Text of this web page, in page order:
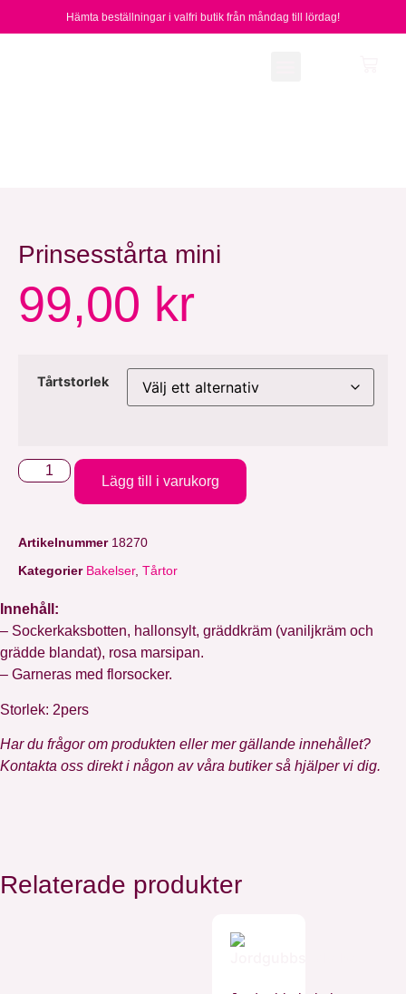
Hämta beställningar i valfri butik från måndag till lördag!
Prinsesstårta mini
99,00 kr
Tårtstorlek
Lägg till i varukorg
Artikelnummer 18270
Kategorier Bakelser, Tårtor
Innehåll:
– Sockerkaksbotten, hallonsylt, gräddkräm (vaniljkräm och
grädde blandat), rosa marsipan.
– Garneras med florsocker.
Storlek: 2pers
Har du frågor om produkten eller mer gällande innehållet?
Kontakta oss direkt i någon av våra butiker så hjälper vi dig.
Relaterade produkter